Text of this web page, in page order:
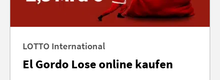
LOTTO International
El Gordo Lose online kaufen